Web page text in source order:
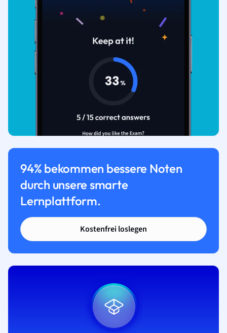
94% bekommen bessere Noten
durch unsere smarte
Lernplattform.
Kostenfrei loslegen